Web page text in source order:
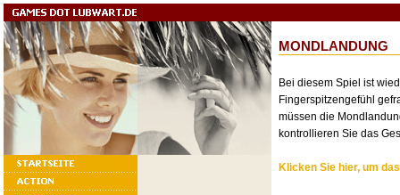
MONDLANDUNG
Bei diesem Spiel ist
Fingerspitzengefühl
müssen die
kontrollieren Sie das
Klicken Sie hier, um